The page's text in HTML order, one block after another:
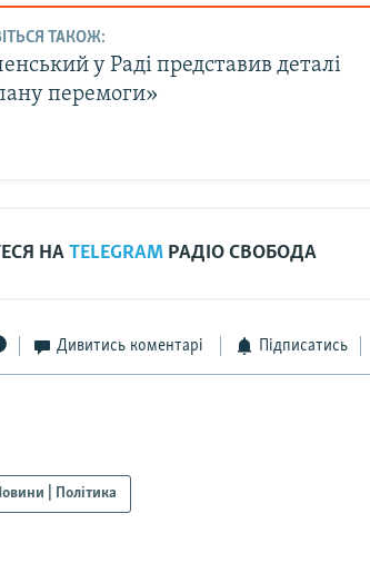
ТАКОЖ:
у Раді представив деталі
перемоги»
НАTELEGRAM РАДІО СВОБОДА
Дивитись коментарі Підписатись
| Політика